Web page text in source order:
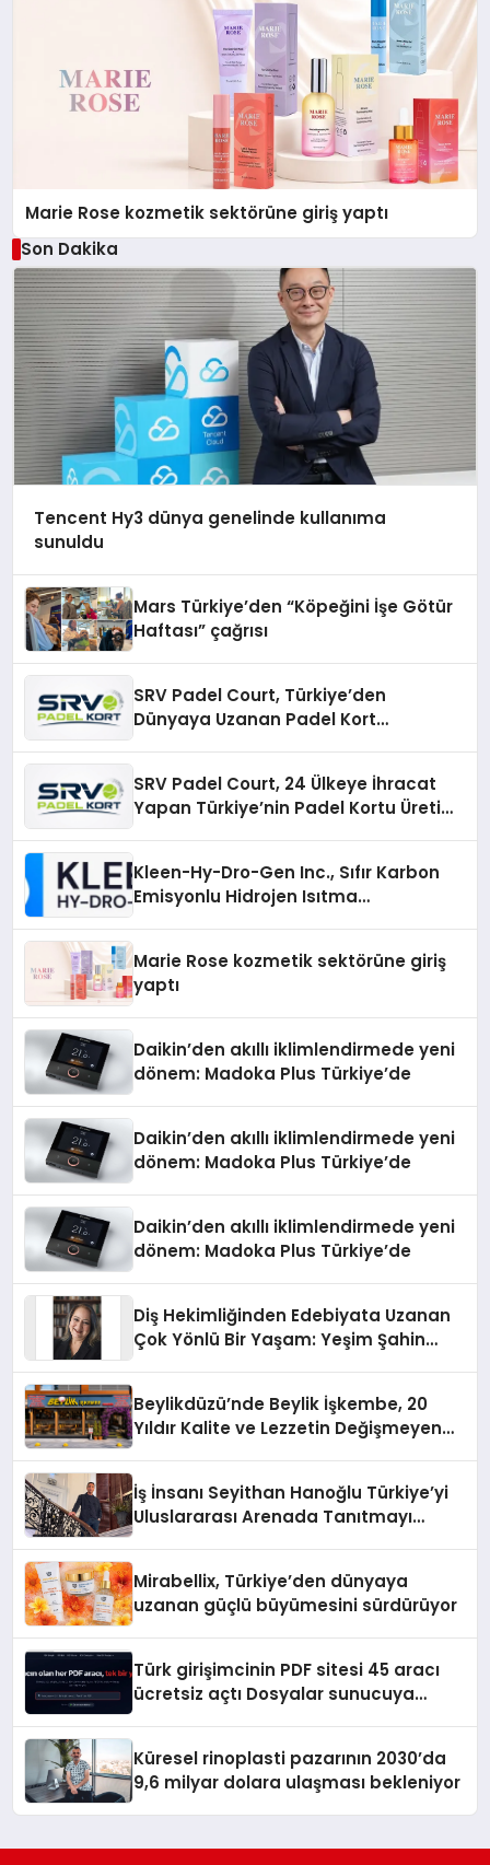
Marie Rose kozmetik sektörüne giriş yaptı
Son Dakika
Tencent Hy3 dünya genelinde kullanıma
sunuldu
Mars Türkiye’den “Köpeğini İşe Götür
Haftası” çağrısı
SRV Padel Court, Türkiye’den
Dünyaya Uzanan Padel Kort
SRV Padel Court, 24 Ülkeye İhracat
Yapan Türkiye’nin Padel Kortu Üretim
Kleen-Hy-Dro-Gen Inc., Sıfır Karbon
Emisyonlu Hidrojen Isıtma
Marie Rose kozmetik sektörüne giriş
yaptı
Daikin’den akıllı iklimlendirmede yeni
dönem: Madoka Plus Türkiye’de
Daikin’den akıllı iklimlendirmede yeni
dönem: Madoka Plus Türkiye’de
Daikin’den akıllı iklimlendirmede yeni
dönem: Madoka Plus Türkiye’de
Diş Hekimliğinden Edebiyata Uzanan
Çok Yönlü Bir Yaşam: Yeşim Şahin
Beylikdüzü’nde Beylik İşkembe, 20
Yıldır Kalite ve Lezzetin Değişmeyen
İş İnsanı Seyithan Hanoğlu Türkiye’yi
Uluslararası Arenada Tanıtmayı
Mirabellix, Türkiye’den dünyaya
uzanan güçlü büyümesini sürdürüyor
Türk girişimcinin PDF sitesi 45 aracı
ücretsiz açtı Dosyalar sunucuya
Küresel rinoplasti pazarının 2030’da
9,6 milyar dolara ulaşması bekleniyor